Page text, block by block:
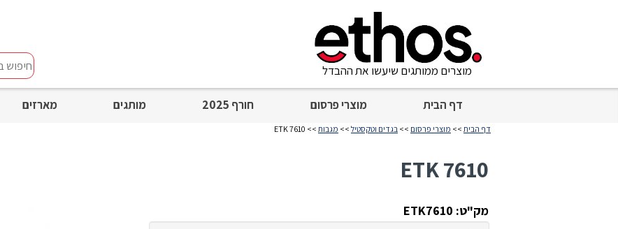
דף הבית מוצרי פרסום חורף 2025 מותגים מארזים
חיפוש
באתר
מוצרים ממותגים שיעשו את ההבדל
דף הבית >> מוצרי פרסום >> בגדים וטקסטיל >> מגבות >> ETK 7610
ETK 7610
מק"ט: ETK7610